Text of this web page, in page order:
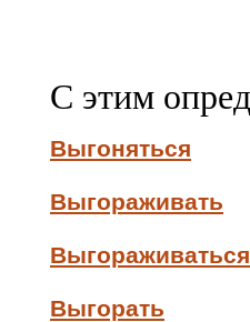
С этим
Выгоняться
Выгораживать
Выгораживаться
Выгорать